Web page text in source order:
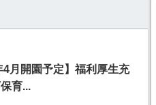
4月開園予定】福利厚生充
育...